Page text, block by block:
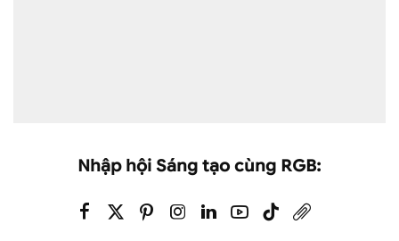
Nhập hội Sáng tạo cùng RGB: